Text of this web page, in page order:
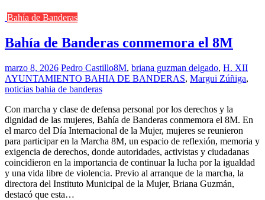
Bahía de Banderas
Bahía de Banderas conmemora el 8M
marzo 8, 2026 Pedro Castillo8M, briana guzman delgado, H. XII
AYUNTAMIENTO BAHIA DE BANDERAS, Margui Zúñiga,
noticias bahia de banderas
Con marcha y clase de defensa personal por los derechos y la
dignidad de las mujeres, Bahía de Banderas conmemora el 8M. En
el marco del Día Internacional de la Mujer, mujeres se reunieron
para participar en la Marcha 8M, un espacio de reflexión, memoria y
exigencia de derechos, donde autoridades, activistas y ciudadanas
coincidieron en la importancia de continuar la lucha por la igualdad
y una vida libre de violencia. Previo al arranque de la marcha, la
directora del Instituto Municipal de la Mujer, Briana Guzmán,
destacó que esta…